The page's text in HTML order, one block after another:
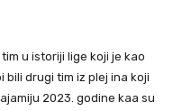
u istoriji lige koji je kao
bili drugi tim iz plej ina koji
2023. godine kaa su